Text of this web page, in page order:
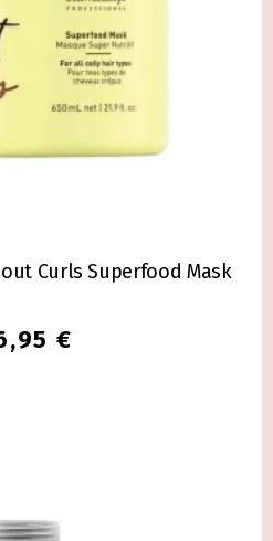
Curls Superfood Mask
€